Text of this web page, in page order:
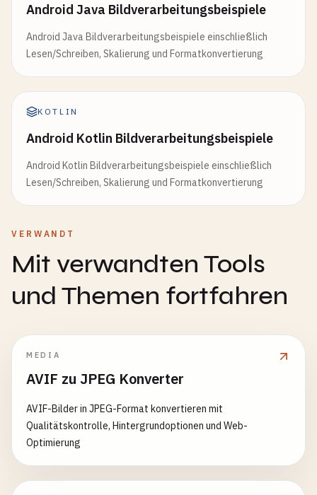
Android Java Bildverarbeitungsbeispiele
Android Java Bildverarbeitungsbeispiele einschließlich
Lesen/Schreiben, Skalierung und Formatkonvertierung
KOTLIN
Android Kotlin Bildverarbeitungsbeispiele
Android Kotlin Bildverarbeitungsbeispiele einschließlich
Lesen/Schreiben, Skalierung und Formatkonvertierung
VERWANDT
Mit verwandten Tools
und Themen fortfahren
MEDIA
AVIF zu JPEG Konverter
AVIF-Bilder in JPEG-Format konvertieren mit
Qualitätskontrolle, Hintergrundoptionen und Web-
Optimierung